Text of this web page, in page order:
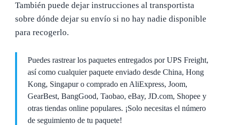
También puede dejar instrucciones al transportista
sobre dónde dejar su envío si no hay nadie disponible
para recogerlo.
Puedes rastrear los paquetes entregados por UPS Freight,
así como cualquier paquete enviado desde China, Hong
Kong, Singapur o comprado en AliExpress, Joom,
GearBest, BangGood, Taobao, eBay, JD.com, Shopee y
otras tiendas online populares. ¡Solo necesitas el número
de seguimiento de tu paquete!